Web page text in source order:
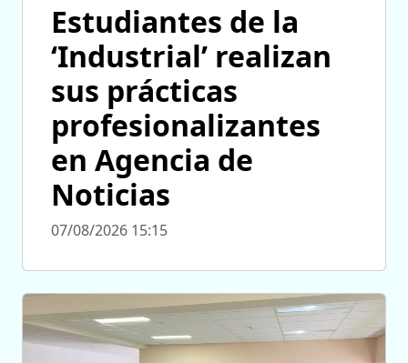
Estudiantes de la
‘Industrial’ realizan
sus prácticas
profesionalizantes
en Agencia de
Noticias
07/08/2026 15:15